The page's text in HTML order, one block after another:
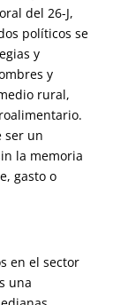
del 26-J,
políticos se
y
y
rural,
ser un
la memoria
gasto o
en el sector
una